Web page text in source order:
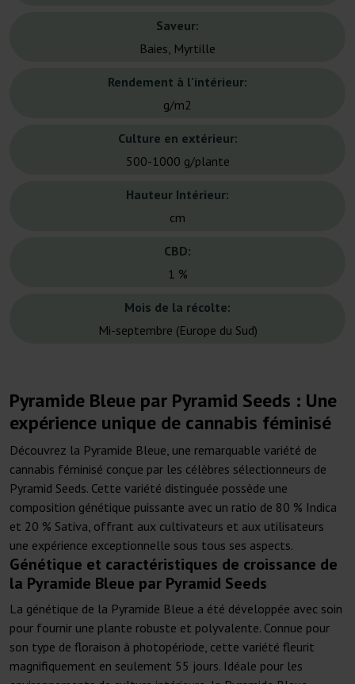
Saveur:
Baies, Myrtille
Rendement à l'intérieur:
g/m2
Culture en extérieur:
500-1000 g/plante
Hauteur Intérieur:
cm
CBD:
1 %
Mois de la récolte:
Mi-septembre (Europe du Sud)
Pyramide Bleue par Pyramid Seeds : Une
expérience unique de cannabis féminisé
Découvrez la Pyramide Bleue, une remarquable variété de
cannabis féminisé conçue par les célèbres sélectionneurs de
Pyramid Seeds. Cette variété distinguée possède une
composition génétique puissante avec un ratio de 80 % Indica
et 20 % Sativa, offrant aux cultivateurs et aux utilisateurs
une expérience exceptionnelle sous tous ses aspects.
Génétique et caractéristiques de croissance de
la Pyramide Bleue par Pyramid Seeds
La génétique de la Pyramide Bleue a été développée avec soin
pour fournir une plante robuste et polyvalente. Connue pour
son type de floraison à photopériode, cette variété fleurit
magnifiquement en seulement 55 jours. Idéale pour les